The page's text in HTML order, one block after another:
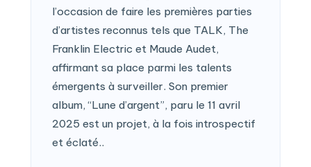
l’occasion de faire les premières parties
d’artistes reconnus tels que TALK, The
Franklin Electric et Maude Audet,
affirmant sa place parmi les talents
émergents à surveiller. Son premier
album, “Lune d’argent”, paru le 11 avril
2025 est un projet, à la fois introspectif
et éclaté..